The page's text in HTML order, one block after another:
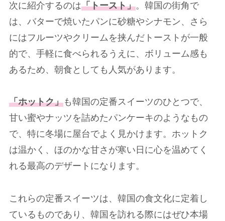
次に紹介するのは「トースト」。韓国の街角で
は、バターで焼いたパンに砂糖やシナモン、さら
にはフルーツやクリームを挟んだトーストが一般
的で、手軽に食べられるうえに、ボリューム感も
あるため、朝食としても人気があります。
「ホットク」も韓国の定番スイーツのひとつで、
甘い蜜やナッツを詰めたパンケーキのようなもの
で、特に冬場に屋台でよく見かけます。ホットク
は温かく、ほのかな甘さが寒い日に心を温めてく
れる最高のデザートになります。
これらの定番スイーツは、韓国の食文化に定着し
ているものであり、韓国を訪れる際にはぜひ本場